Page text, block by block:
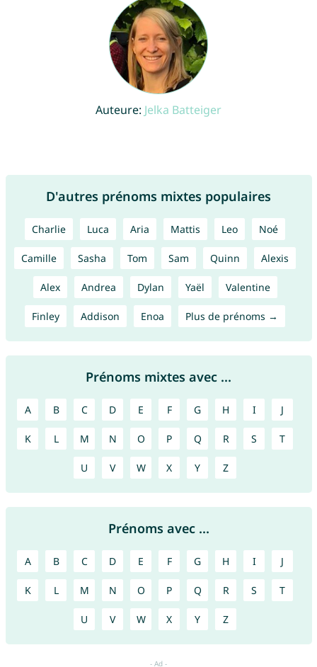
Auteure: Jelka Batteiger
D'autres prénoms mixtes populaires
Charlie Luca Aria Mattis Leo Noé
Camille Sasha Tom Sam Quinn Alexis
Alex Andrea Dylan Yaël Valentine
Finley Addison Enoa Plus de prénoms →
Prénoms mixtes avec ...
A B C D E F G H I J
K L M N O P Q R S T
U V W X Y Z
Prénoms avec ...
A B C D E F G H I J
K L M N O P Q R S T
U V W X Y Z